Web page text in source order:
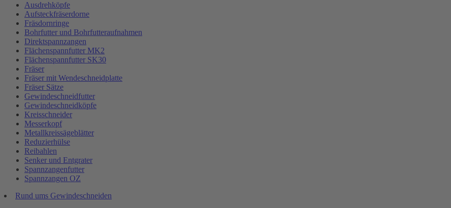
Ausdrehköpfe
Aufsteckfräserdorne
Fräsdornringe
Bohrfutter und Bohrfutteraufnahmen
Direktspannzangen
Flächenspannfutter MK2
Flächenspannfutter SK30
Fräser
Fräser mit Wendeschneidplatte
Fräser Sätze
Gewindeschneidfutter
Gewindeschneidköpfe
Kreisschneider
Messerkopf
Metallkreissägeblätter
Reduzierhülse
Reibahlen
Senker und Entgrater
Spannzangenfutter
Spannzangen OZ
Rund ums Gewindeschneiden